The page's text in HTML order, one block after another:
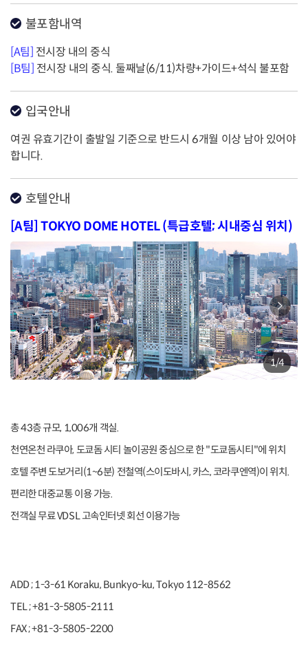
불포함내역
[A팀] 전시장 내의 중식
[B팀] 전시장 내의 중식. 둘째날(6/11)차량+가이드+석식 불포함
입국안내
여권 유효기간이 출발일 기준으로 반드시 6개월 이상 남아 있어야
합니다.
호텔안내
[A팀] TOKYO DOME HOTEL (특급호텔; 시내중심 위치)
1/4
총 43층 규모, 1,006개 객실.
천연온천 라쿠아, 도쿄돔 시티 놀이공원 중심으로 한 "도쿄돔시티"에 위치
호텔 주변 도보거리(1~6분) 전철역(스이도바시, 카스, 코라쿠엔역)이 위치.
편리한 대중교통 이용 가능.
전객실 무료 VDSL 고속인터넷 회선 이용가능
ADD ; 1-3-61 Koraku, Bunkyo-ku, Tokyo 112-8562
TEL ; +81-3-5805-2111
FAX ; +81-3-5805-2200